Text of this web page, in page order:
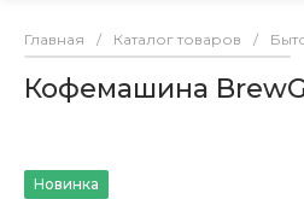
Главная / Каталог товаров /
Кофемашина
Новинка